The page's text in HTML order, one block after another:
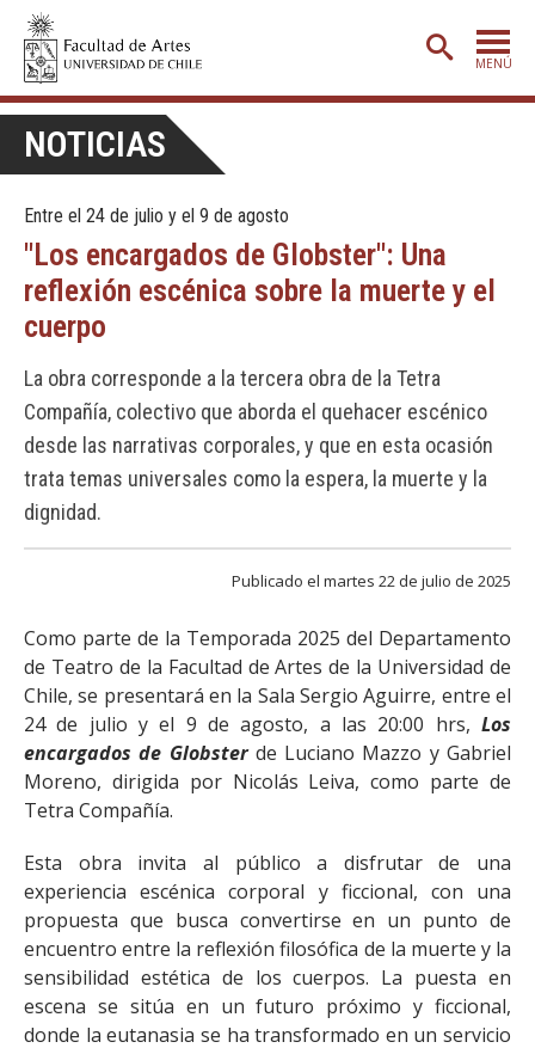
MENÚ
ADMISIÓN
ETAPA BÁSICA
CARRERAS
CREACIÓNE INVESTIGACIÓN
BIBLIOTECA
DEPARTAMENTOS
FACULTAD
Académicas/os Egresadas/os
NOTICIAS
Entre el 24 de julio y el 9 de agosto
"Los encargados de Globster": Una
reflexión escénica sobre la muerte y el
cuerpo
La obra corresponde a la tercera obra de la Tetra
Compañía, colectivo que aborda el quehacer escénico
desde las narrativas corporales, y que en esta ocasión
trata temas universales como la espera, la muerte y la
dignidad.
Publicado el martes 22 de julio de 2025
Como parte de la Temporada 2025 del Departamento
de Teatro de la Facultad de Artes de la Universidad de
Chile, se presentará en la Sala Sergio Aguirre, entre el
24 de julio y el 9 de agosto, a las 20:00 hrs, Los
encargados de Globster de Luciano Mazzo y Gabriel
Moreno, dirigida por Nicolás Leiva, como parte de
Tetra Compañía.
Esta obra invita al público a disfrutar de una
experiencia escénica corporal y ficcional, con una
propuesta que busca convertirse en un punto de
encuentro entre la reflexión filosófica de la muerte y la
sensibilidad estética de los cuerpos. La puesta en
escena se sitúa en un futuro próximo y ficcional,
donde la eutanasia se ha transformado en un servicio